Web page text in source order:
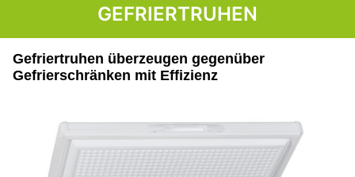
GEFRIERTRUHEN
Gefriertruhen überzeugen gegenüber
Gefrierschränken mit Effizienz